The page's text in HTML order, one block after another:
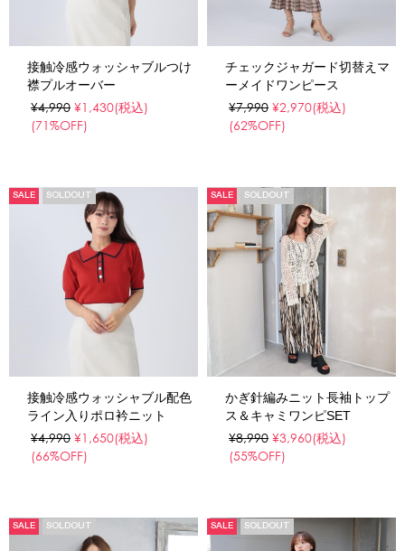
接触冷感ウォッシャブルつけ
襟プルオーバー
¥4,990 ¥1,430(税込)
(71%OFF)
チェックジャガード切替えマ
ーメイドワンピース
¥7,990 ¥2,970(税込)
(62%OFF)
SALE SOLDOUT
接触冷感ウォッシャブル配色
ライン入りポロ衿ニット
¥4,990 ¥1,650(税込)
(66%OFF)
SALE SOLDOUT
かぎ針編みニット長袖トップ
ス＆キャミワンピSET
¥8,990 ¥3,960(税込)
(55%OFF)
SALE SOLDOUT SALE SOLDOUT